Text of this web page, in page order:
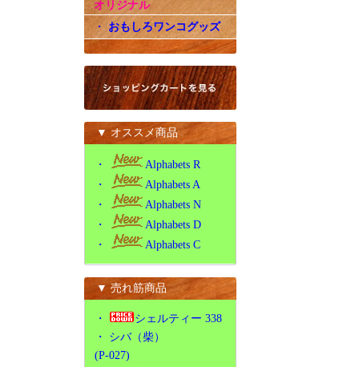
オリジナル
・ おもしろワンコグッズ
▼ オススメ商品
・
Alphabets R
・
Alphabets A
・
Alphabets N
・
Alphabets D
・
Alphabets C
▼ 売れ筋商品
・
シェルティー 338
・ シバ（柴）
(P-027)